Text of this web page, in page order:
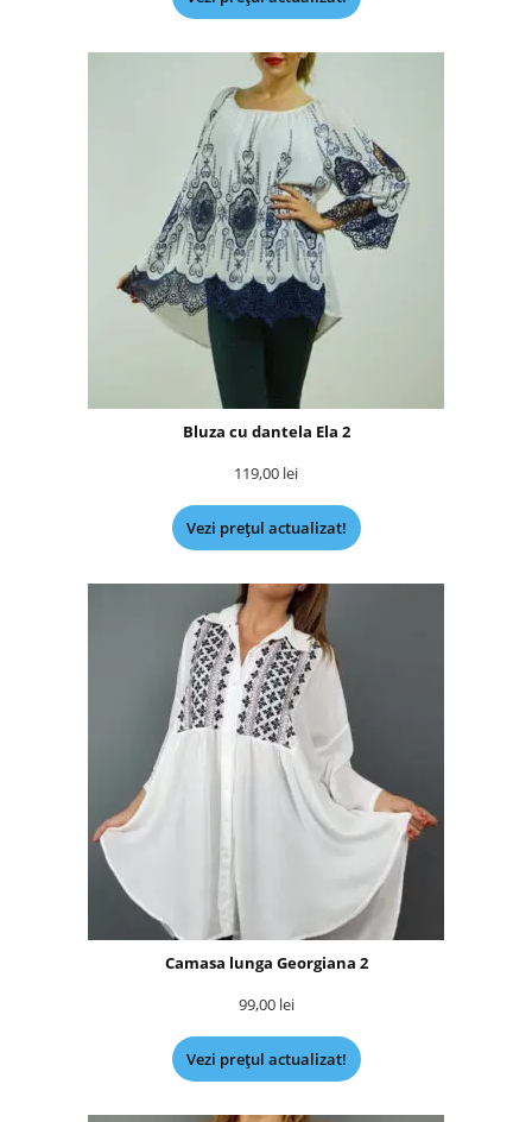
Bluza cu dantela Ela 2
119,00 lei
Vezi prețul actualizat!
Camasa lunga Georgiana 2
99,00 lei
Vezi prețul actualizat!